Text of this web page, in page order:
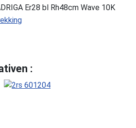
Er28 bl Rh48cm Wave 10K
: